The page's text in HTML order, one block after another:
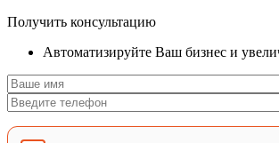
Получить консультацию
Автоматизируйте Ваш бизнес и